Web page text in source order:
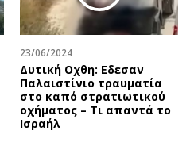
23/06/2024
Δυτική Οχθη: Εδεσαν
Παλαιστίνιο τραυματία
στο καπό στρατιωτικού
οχήματος – Τι απαντά το
Ισραήλ